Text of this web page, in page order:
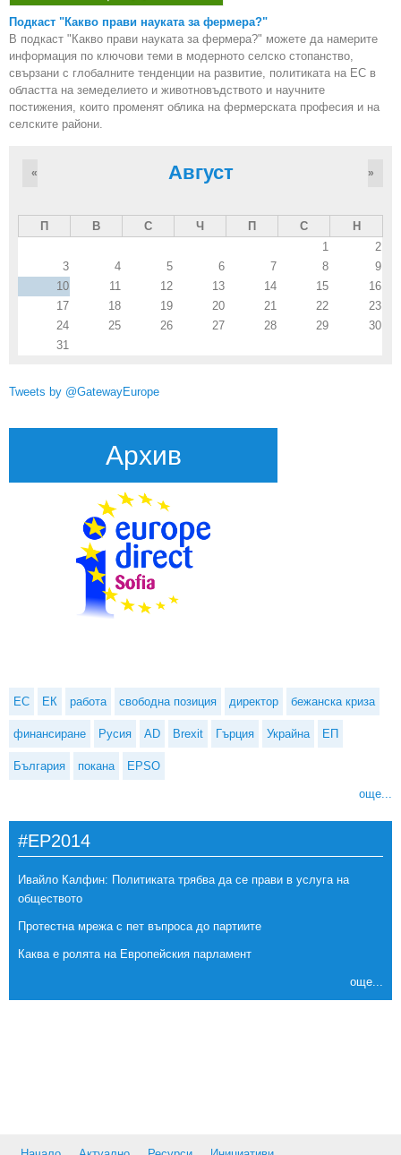
Подкаст "Какво прави науката за фермера?"
В подкаст "Какво прави науката за фермера?" можете да намерите
информация по ключови теми в модерното селско стопанство,
свързани с глобалните тенденции на развитие, политиката на ЕС в
областта на земеделието и животновъдството и научните
постижения, които променят облика на фермерската професия и на
селските райони.
Август
« »
П В С Ч П С
Н
1
2
3
4 5 6 7 8
9
10
11 12 13 14 15
16
17
18 19 20 21 22
23
24
25 26 27 28 29
30
31
Tweets by @GatewayEurope
Архив
ЕС ЕК работа свободна позиция директор бежанска криза
финансиране Русия AD Brexit Гърция Украйна ЕП
България покана EPSO
още...
#EP2014
Ивайло Калфин: Политиката трябва да се прави в услуга на
обществото
Протестна мрежа с пет въпроса до партиите
Каква е ролята на Европейския парламент
още...